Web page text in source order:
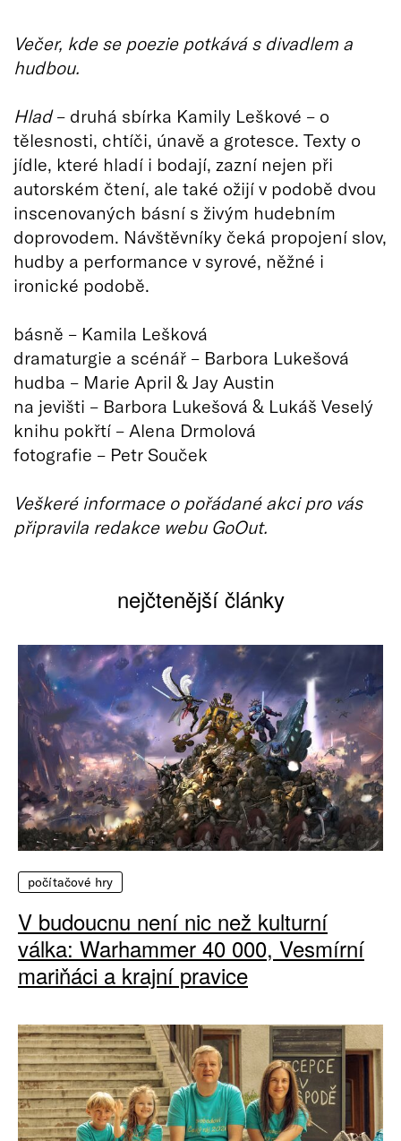
Večer, kde se poezie potkává s divadlem a
hudbou.
Hlad– druhá sbírka Kamily Leškové – o
tělesnosti, chtíči, únavě a grotesce. Texty o
jídle, které hladí i bodají, zazní nejen při
autorském čtení, ale také ožijí v podobě dvou
inscenovaných básní s živým hudebním
doprovodem. Návštěvníky čeká propojení slov,
hudby a performance v syrové, něžné i
ironické podobě.
básně – Kamila Lešková
dramaturgie a scénář – Barbora Lukešová
hudba – Marie April & Jay Austin
na jevišti – Barbora Lukešová & Lukáš Veselý
knihu pokřtí – Alena Drmolová
fotografie – Petr Souček
Veškeré informace o pořádané akci pro vás
připravila redakce webu GoOut.
nejčtenější články
počítačové hry
V budoucnu není nic než kulturní
válka: Warhammer 40 000, Vesmírní
mariňáci a krajní pravice